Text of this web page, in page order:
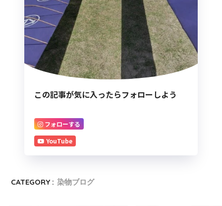
この記事が気に入ったらフォローしよう
フォローする
YouTube
CATEGORY : 染物ブログ